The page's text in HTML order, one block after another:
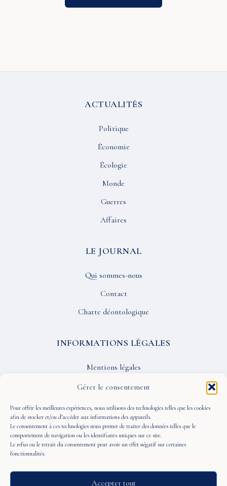
Gérer le consentement
Pour offrir les meilleures expériences, nous utilisons des technologies telles que les cookies
afin de stocker et/ou d’accéder aux informations des appareils.
Le consentement à ces technologies nous permet de traiter des données telles que le
comportement de navigation ou les identifiants uniques sur ce site.
Le refus ou le retrait du consentement peut avoir un effet négatif sur certaines
fonctionnalités.
Accepter tout
ACTUALITÉS
Politique
Économie
Écologie
Monde
Guerres
Affaires
LE JOURNAL
Qui sommes-nous
Contact
Charte déontologique
INFORMATIONS LÉGALES
Mentions légales
Confidentialité
CGU
SUIVEZ-NOUS